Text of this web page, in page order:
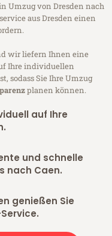
Umzug von Dresden nach
aus Dresden einen
wir liefern Ihnen eine
Ihre individuellen
sodass Sie Ihre Umzug
planen können.
auf Ihre
und schnelle
nach Caen.
genießen Sie